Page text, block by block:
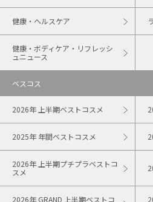
健康・ヘルスケア
健康・ボディケア・リフレッシ
ュニュース
ベスコス
2026年 上半期ベストコスメ
2025年 年間ベストコスメ
2026年 上半期プチプラベストコ
スメ
2026年 GRAND 上半期ベストコ